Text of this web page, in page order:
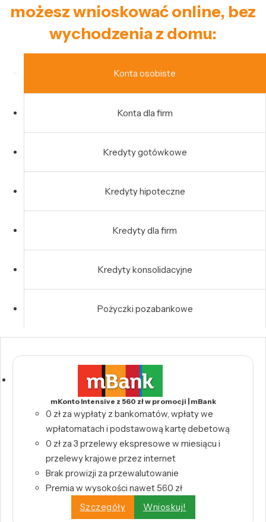
możesz wnioskować online, bez
wychodzenia z domu:
Konta osobiste
Konta dla firm
Kredyty gotówkowe
Kredyty hipoteczne
Kredyty dla firm
Kredyty konsolidacyjne
Pożyczki pozabankowe
mKonto Intensive z 560 zł w promocji | mBank
0 zł za wypłaty z bankomatów, wpłaty we
wpłatomatach i podstawową kartę debetową
0 zł za 3 przelewy ekspresowe w miesiącu i
przelewy krajowe przez internet
Brak prowizji za przewalutowanie
Premia w wysokości nawet 560 zł
Szczegóły
Wnioskuj!